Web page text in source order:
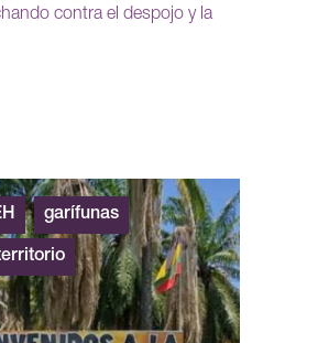
contra el despojo y la
garífunas